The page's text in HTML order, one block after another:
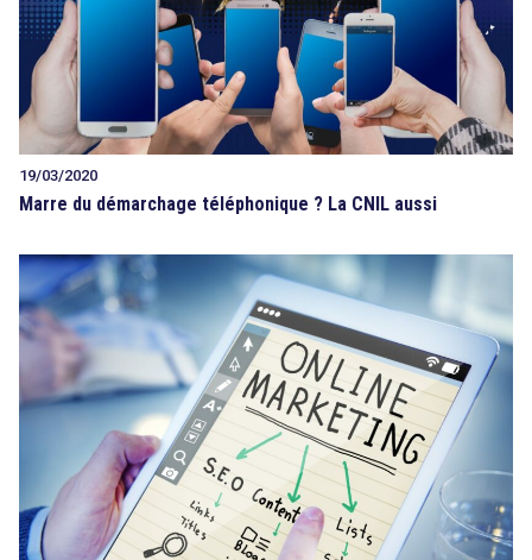
19/03/2020
Marre du démarchage téléphonique ? La CNIL aussi